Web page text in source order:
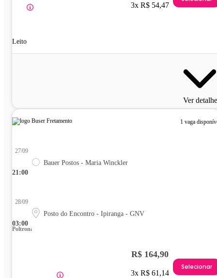
Leito
3x R$ 54,47
Ver
1 vaga
21:00
27/09
Bauer Postos - Maria Winckler
03:00
28/09
Posto do Encontro - Ipiranga - GNV
Poltrona
R$ 164,90
3x R$ 61,14
Selecionar